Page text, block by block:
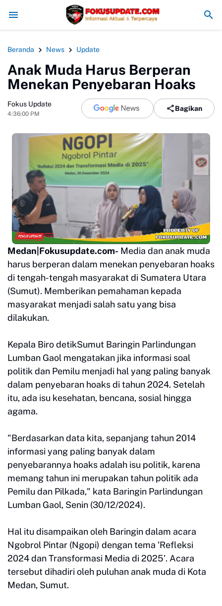
Kabupaten Sukabumi Siap Kaji Tuntutan Sopir Angkot Terkait
Beranda News Update
Anak Muda Harus Berperan
Menekan Penyebaran Hoaks
Fokus Update
4:36:00 PM
Bagikan
Medan|Fokusupdate.com- Media dan anak muda
harus berperan dalam menekan penyebaran hoaks
di tengah-tengah masyarakat di Sumatera Utara
(Sumut). Memberikan pemahaman kepada
masyarakat menjadi salah satu yang bisa
dilakukan.
Kepala Biro detikSumut Baringin Parlindungan
Lumban Gaol mengatakan jika informasi soal
politik dan Pemilu menjadi hal yang paling banyak
dalam penyebaran hoaks di tahun 2024. Setelah
itu, ada isu kesehatan, bencana, sosial hingga
agama.
"Berdasarkan data kita, sepanjang tahun 2014
informasi yang paling banyak dalam
penyebarannya hoaks adalah isu politik, karena
memang tahun ini merupakan tahun politik ada
Pemilu dan Pilkada," kata Baringin Parlindungan
Lumban Gaol, Senin (30/12/2024).
Hal itu disampaikan oleh Baringin dalam acara
Ngobrol Pintar (Ngopi) dengan tema 'Refleksi
2024 dan Transformasi Media di 2025'. Acara
tersebut dihadiri oleh puluhan anak muda di Kota
Medan, Sumut.